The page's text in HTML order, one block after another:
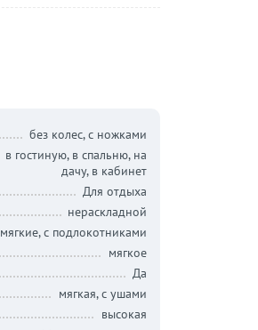
без колес, с ножками
в гостиную, в спальню, на
дачу, в кабинет
Для отдыха
нераскладной
мягкие, с подлокотниками
мягкое
Да
мягкая, с ушами
высокая